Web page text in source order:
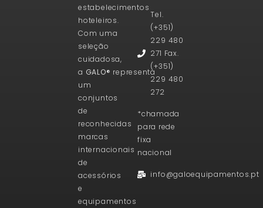
estabelecimentos
hoteleiros.
Com uma
seleção
cuidadosa,
a GALO® representa
um
conjuntos
de
reconhecidas
marcas
internacionais
de
acessórios
e
equipamentos
Tel.
(+351)
229 480
271 Fax.
(+351)
229 480
272
*chamada
para rede
fixa
nacional
info@galoequipamentos.pt